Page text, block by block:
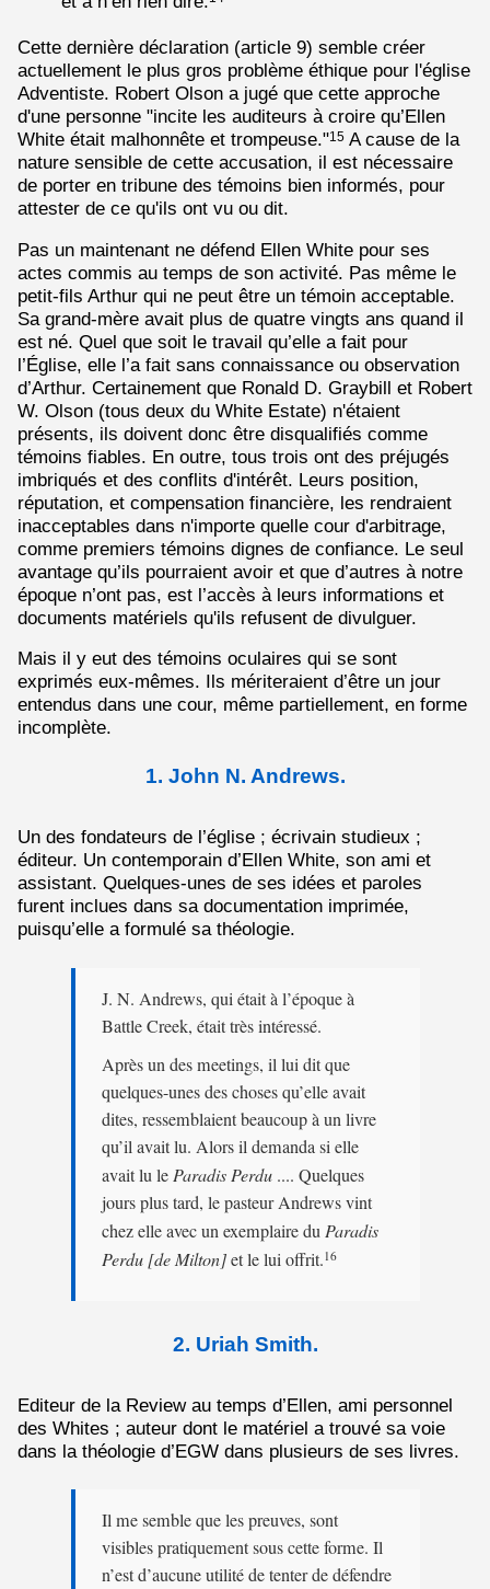
Cette dernière déclaration (article 9) semble créer
actuellement le plus gros problème éthique pour l'église
Adventiste. Robert Olson a jugé que cette approche
d'une personne "incite les auditeurs à croire qu’Ellen
White était malhonnête et trompeuse."15 A cause de la
nature sensible de cette accusation, il est nécessaire
de porter en tribune des témoins bien informés, pour
attester de ce qu'ils ont vu ou dit.
Pas un maintenant ne défend Ellen White pour ses
actes commis au temps de son activité. Pas même le
petit-fils Arthur qui ne peut être un témoin acceptable.
Sa grand-mère avait plus de quatre vingts ans quand il
est né. Quel que soit le travail qu’elle a fait pour
l’Église, elle l’a fait sans connaissance ou observation
d’Arthur. Certainement que Ronald D. Graybill et Robert
W. Olson (tous deux du White Estate) n'étaient
présents, ils doivent donc être disqualifiés comme
témoins fiables. En outre, tous trois ont des préjugés
imbriqués et des conflits d'intérêt. Leurs position,
réputation, et compensation financière, les rendraient
inacceptables dans n'importe quelle cour d'arbitrage,
comme premiers témoins dignes de confiance. Le seul
avantage qu’ils pourraient avoir et que d’autres à notre
époque n’ont pas, est l’accès à leurs informations et
documents matériels qu'ils refusent de divulguer.
Mais il y eut des témoins oculaires qui se sont
exprimés eux-mêmes. Ils mériteraient d’être un jour
entendus dans une cour, même partiellement, en forme
incomplète.
1. John N. Andrews.
Un des fondateurs de l’église ; écrivain studieux ;
éditeur. Un contemporain d’Ellen White, son ami et
assistant. Quelques-unes de ses idées et paroles
furent inclues dans sa documentation imprimée,
puisqu’elle a formulé sa théologie.
J. N. Andrews, qui était à l’époque à
Battle Creek, était très intéressé.
Après un des meetings, il lui dit que
quelques-unes des choses qu’elle avait
dites, ressemblaient beaucoup à un livre
qu’il avait lu. Alors il demanda si elle
avait lu le Paradis Perdu .... Quelques
jours plus tard, le pasteur Andrews vint
chez elle avec un exemplaire du Paradis
Perdu [de Milton]et le lui offrit.16
2. Uriah Smith.
Editeur de la Review au temps d’Ellen, ami personnel
des Whites ; auteur dont le matériel a trouvé sa voie
dans la théologie d’EGW dans plusieurs de ses livres.
Il me semble que les preuves, sont
visibles pratiquement sous cette forme. Il
n’est d’aucune utilité de tenter de défendre